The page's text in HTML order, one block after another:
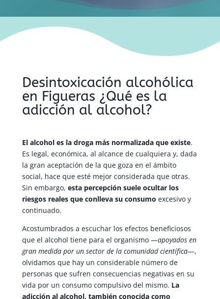
Desintoxicación alcohólica
en Figueras ¿Qué es la
adicción al alcohol?
El alcohol es la droga más normalizada que existe.
Es legal, económica, al alcance de cualquiera y, dada
la gran aceptación de la que goza en el ámbito
social, hace que esté mejor considerada que otras.
Sin embargo, esta percepción suele ocultar los
riesgos reales que conlleva su consumo excesivo y
continuado.
Acostumbrados a escuchar los efectos beneficiosos
que el alcohol tiene para el organismo —apoyados en
gran medida por un sector de la comunidad científica—,
olvidamos que hay un considerable número de
personas que sufren consecuencias negativas en su
vida por un consumo compulsivo del mismo. La
adicción al alcohol, también conocida como